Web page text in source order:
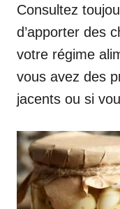
Consultez
d’apporter des
votre régime
vous avez des
jacents ou si